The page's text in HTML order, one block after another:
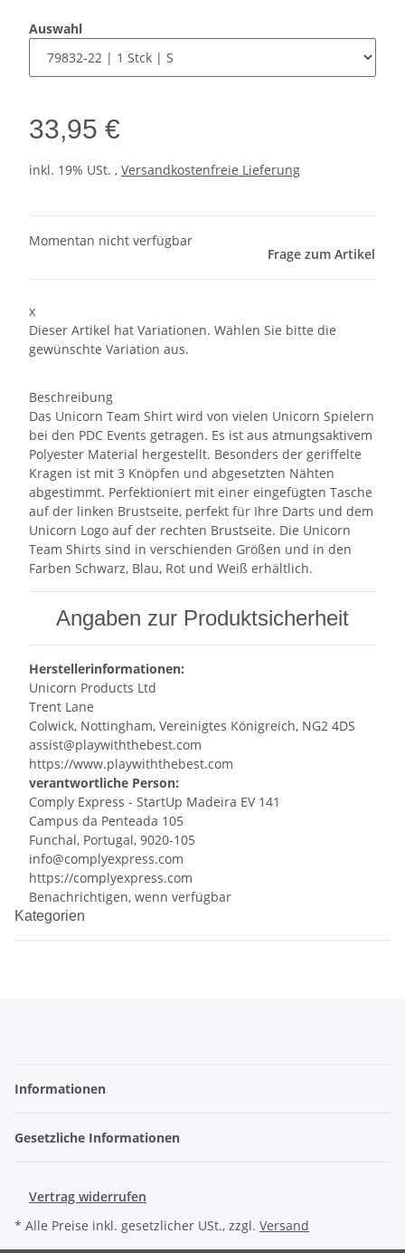
Auswahl
33,95 €
inkl. 19% USt. , Versandkostenfreie Lieferung
Momentan nicht verfügbar
Frage zum Artikel
x
Dieser Artikel hat Variationen. Wählen Sie bitte die
gewünschte Variation aus.
Beschreibung
Das Unicorn Team Shirt wird von vielen Unicorn Spielern
bei den PDC Events getragen. Es ist aus atmungsaktivem
Polyester Material hergestellt. Besonders der geriffelte
Kragen ist mit 3 Knöpfen und abgesetzten Nähten
abgestimmt. Perfektioniert mit einer eingefügten Tasche
auf der linken Brustseite, perfekt für Ihre Darts und dem
Unicorn Logo auf der rechten Brustseite. Die Unicorn
Team Shirts sind in verschienden Größen und in den
Farben Schwarz, Blau, Rot und Weiß erhältlich.
Angaben zur Produktsicherheit
Herstellerinformationen:
Unicorn Products Ltd
Trent Lane
Colwick, Nottingham, Vereinigtes Königreich, NG2 4DS
assist@playwiththebest.com
https://www.playwiththebest.com
verantwortliche Person:
Comply Express - StartUp Madeira EV 141
Campus da Penteada 105
Funchal, Portugal, 9020-105
info@complyexpress.com
https://complyexpress.com
Benachrichtigen, wenn verfügbar
Kategorien
Informationen
Gesetzliche Informationen
Vertrag widerrufen
* Alle Preise inkl. gesetzlicher USt., zzgl. Versand